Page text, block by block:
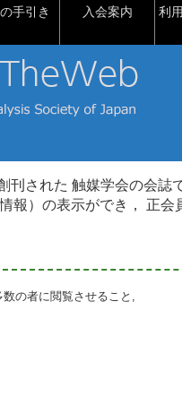
手引き 入会案内 利
刊された 触媒学会の会誌
報）の表示ができ， 正
の者に閲覧させること,